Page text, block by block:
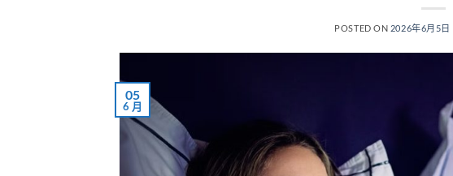
POSTED ON 2026年6月5日
05
6 月